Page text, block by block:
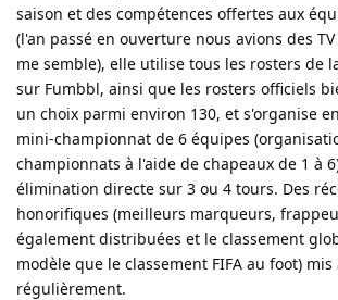
saison et des compétences offertes aux
(l'an passé en ouverture nous avions des
me semble), elle utilise tous les rosters de
sur Fumbbl, ainsi que les rosters officiels
un choix parmi environ 130, et s'organise
mini-championnat de 6 équipes
championnats à l'aide de chapeaux de 1 à
élimination directe sur 3 ou 4 tours. Des
honorifiques (meilleurs marqueurs,
également distribuées et le classement
modèle que le classement FIFA au foot)
régulièrement.